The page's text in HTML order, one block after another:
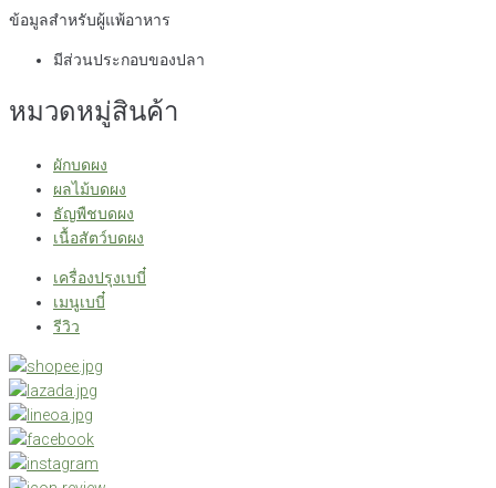
ข้อมูลสำหรับผู้แพ้อาหาร
มีส่วนประกอบของปลา
หมวดหมู่สินค้า
ผักบดผง
ผลไม้บดผง
ธัญพืชบดผง
เนื้อสัตว์บดผง
เครื่องปรุงเบบี๋
เมนูเบบี๋
รีวิว